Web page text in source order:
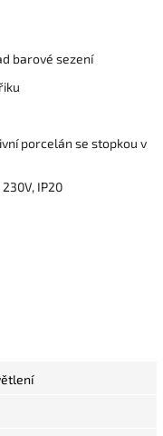
barové sezení
porcelán se stopkou v
IP20